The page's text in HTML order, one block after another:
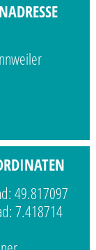
49.817097
7.418714